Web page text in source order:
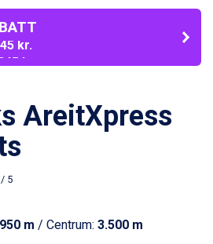
kr.
kr.
kr.
5.895 kr.
kr.
kr.
kr.
kr.
kr.
kr.
AreitXpress
5
950 m / Centrum: 3.500 m